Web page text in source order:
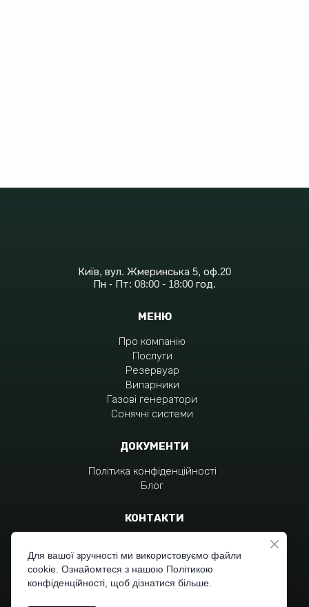
Київ, вул. Жмеринська 5, оф.20
Пн - Пт: 08:00 - 18:00 год.
МЕНЮ
Про компанію
Послуги
Резервуар
Випарники
Газові генератори
Сонячні системи
ДОКУМЕНТИ
Політика конфіденційності
Блог
КОНТАКТИ
+380 96 310 7704
moc.liamg%40zagraivob
Для вашої зручності ми використовуємо файли
cookie. Ознайомтеся з нашою Політикою
конфіденційності, щоб дізнатися більше.